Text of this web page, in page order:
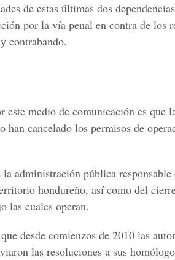
de estas últimas dos
por la vía penal en contra de los
contrabando.
este medio de comunicación es que
han cancelado los permisos de
administración pública
hondureño, así como del
las cuales operan.
desde comienzos de 2010 las
las resoluciones a sus